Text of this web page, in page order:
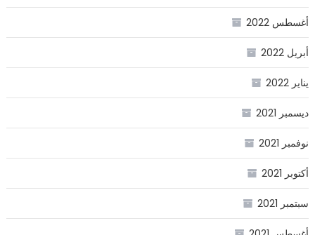
أغسطس 2022
أبريل 2022
يناير 2022
ديسمبر 2021
نوفمبر 2021
أكتوبر 2021
سبتمبر 2021